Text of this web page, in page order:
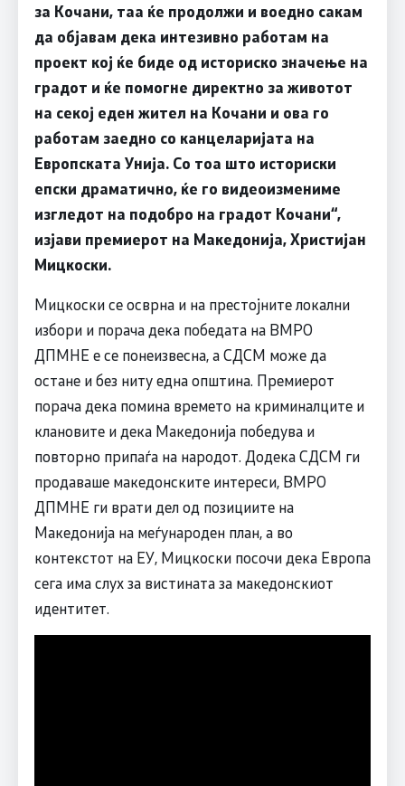
за Кочани, таа ќе продолжи и воедно сакам
да објавам дека интезивно работам на
проект кој ќе биде од историско значење на
градот и ќе помогне директно за животот
на секој еден жител на Кочани и ова го
работам заедно со канцеларијата на
Европската Унија. Со тоа што историски
епски драматично, ќе го видеоизмениме
изгледот на подобро на градот Кочани“,
изјави премиерот на Македонија, Христијан
Мицкоски.
Мицкоски се осврна и на престојните локални
избори и порача дека победата на ВМРО
ДПМНЕ е се понеизвесна, а СДСМ може да
остане и без ниту една општина. Премиерот
порача дека помина времето на криминалците и
клановите и дека Македонија победува и
повторно припаѓа на народот. Додека СДСМ ги
продаваше македонските интереси, ВМРО
ДПМНЕ ги врати дел од позициите на
Македонија на меѓународен план, а во
контекстот на ЕУ, Мицкоски посочи дека Европа
сега има слух за вистината за македонскиот
идентитет.